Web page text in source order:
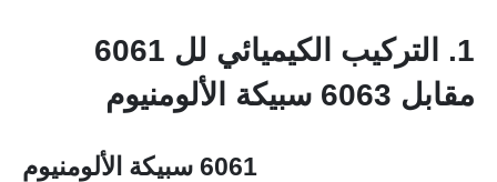
1. التركيب الكيميائي لل 6061
مقابل 6063 سبيكة الألومنيوم
6061 سبيكة الألومنيوم